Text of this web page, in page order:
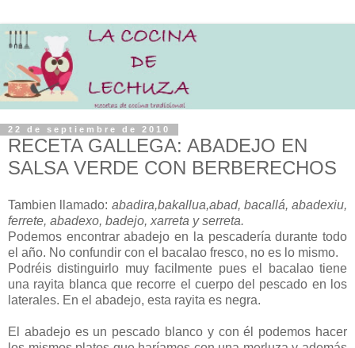
22 de septiembre de 2010
RECETA GALLEGA: ABADEJO EN
SALSA VERDE CON BERBERECHOS
Tambien llamado: abadira,bakallua,abad, bacallá, abadexiu,
ferrete, abadexo, badejo, xarreta y serreta.
Podemos encontrar abadejo en la pescadería durante todo
el año. No confundir con el bacalao fresco, no es lo mismo.
Podréis distinguirlo muy facilmente pues el bacalao tiene
una rayita blanca que recorre el cuerpo del pescado en los
laterales. En el abadejo, esta rayita es negra.
El abadejo es un pescado blanco y con él podemos hacer